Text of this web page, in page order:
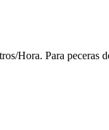
Hora. Para peceras